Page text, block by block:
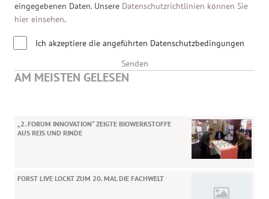
eingegebenen Daten. Unsere Datenschutzrichtlinien können Sie
hier einsehen.
Ich akzeptiere die angeführten Datenschutzbedingungen
Senden
AM MEISTEN GELESEN
„2. FORUM INNOVATION“ ZEIGTE BIOWERKSTOFFE
AUS REIS UND RINDE
FORST LIVE LOCKT ZUM 20. MAL DIE FACHWELT